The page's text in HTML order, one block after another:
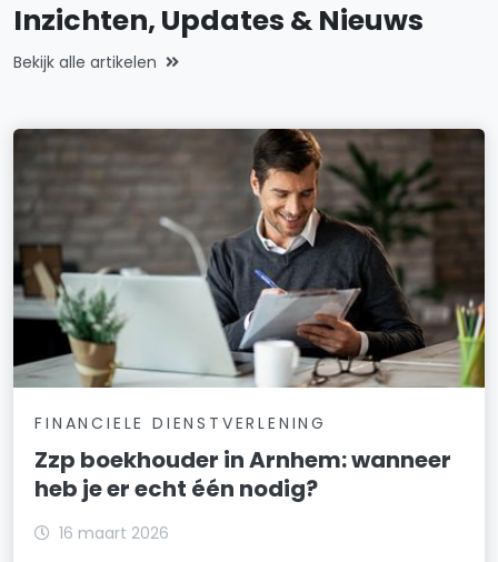
Inzichten, Updates & Nieuws
Bekijk alle artikelen
FINANCIELE DIENSTVERLENING
Zzp boekhouder in Arnhem: wanneer
heb je er echt één nodig?
16 maart 2026